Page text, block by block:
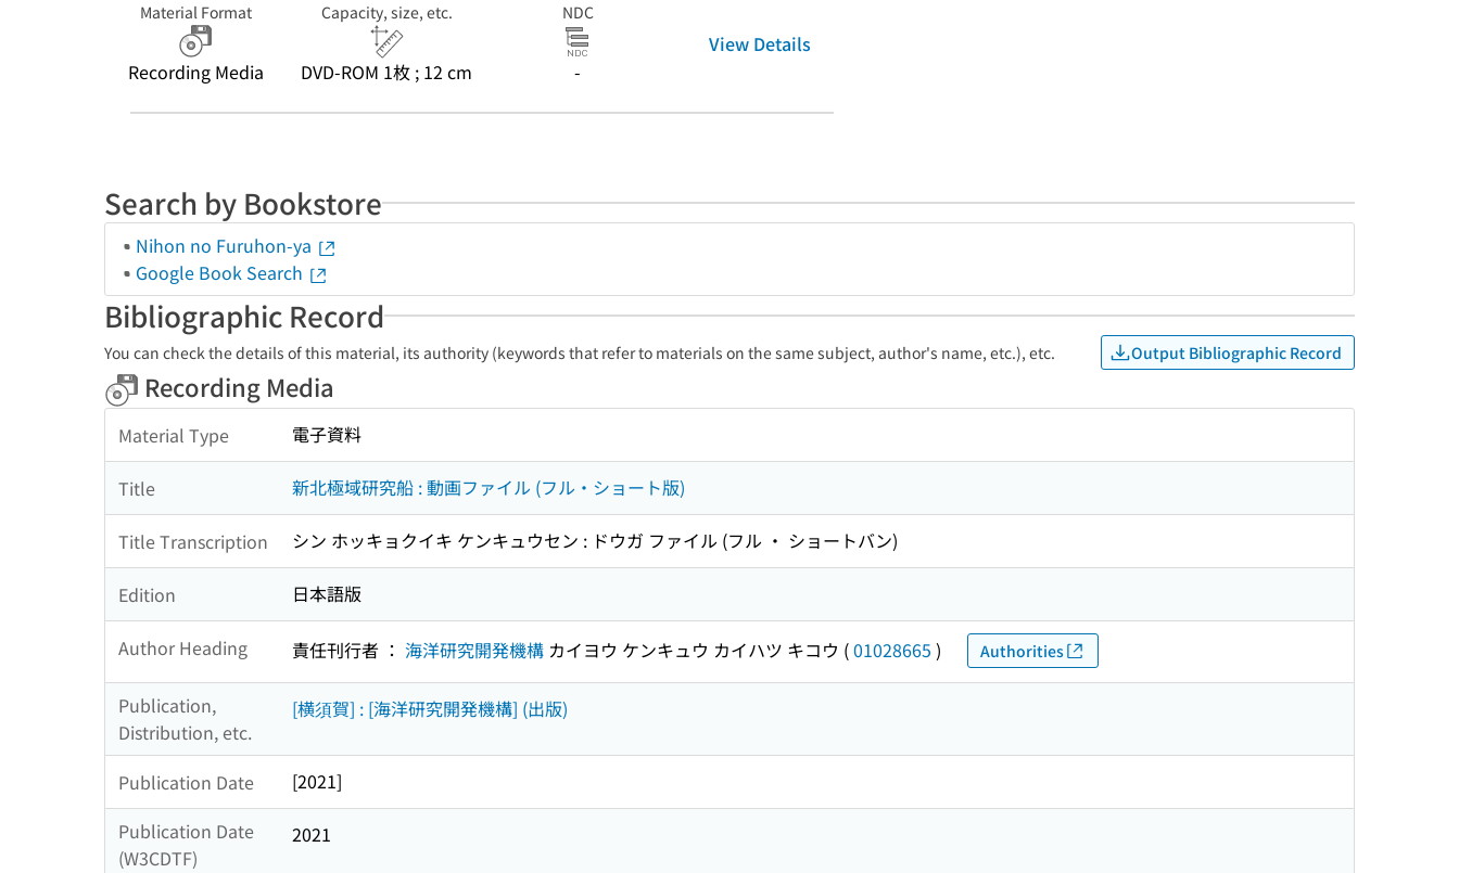
Material Format
Recording Media
Capacity, size, etc.
DVD-ROM 1枚 ; 12 cm
NDC
-
View Details
Search by Bookstore
Nihon no Furuhon-ya
Google Book Search
Bibliographic Record
You can check the details of this material, its authority (keywords that refer to materials on the same subject, author's name, etc.), etc. Output Bibliographic Record
Recording Media
Material Type 電子資料
Title 新北極域研究船 : 動画ファイル (フル・ショート版)
Title Transcription シン ホッキョクイキ ケンキュウセン : ドウガ ファイル (フル ・ ショートバン)
Edition 日本語版
Author Heading 責任刊行者 ： 海洋研究開発機構 カイヨウ ケンキュウ カイハツ キコウ (01028665 ) Authorities
Publication,
Distribution, etc.
[横須賀] : [海洋研究開発機構] (出版)
Publication Date
[2021]
Publication Date
(W3CDTF)
2021